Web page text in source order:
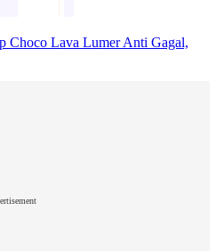
Choco Lava Lumer Anti Gagal,